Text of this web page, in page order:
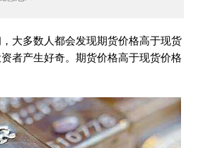
多数人都会发现期货价格高于现货
者产生好奇。期货价格高于现货价格